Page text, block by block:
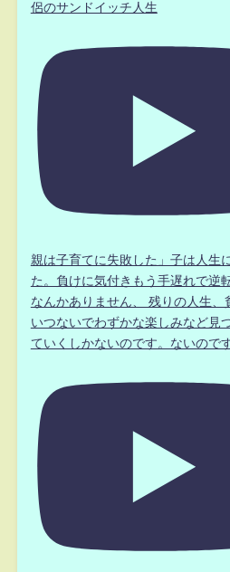
侶のサンドイッチ人生
親は子育てに失敗した」子は人生
た。負けに気付きもう手遅れで逆
なんかありません、 残りの人生、
いつないでわずかな楽しみなど見
ていくしかないのです。ないのです